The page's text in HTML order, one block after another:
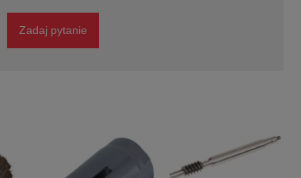
Zadaj pytanie